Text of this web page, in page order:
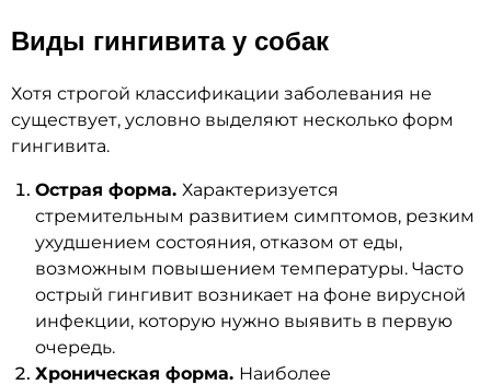
Виды гингивита у собак
Хотя строгой классификации заболевания не
существует, условно выделяют несколько форм
гингивита.
Острая форма. Характеризуется
стремительным развитием симптомов, резким
ухудшением состояния, отказом от еды,
возможным повышением температуры. Часто
острый гингивит возникает на фоне вирусной
инфекции, которую нужно выявить в первую
очередь.
Хроническая форма. Наиболее